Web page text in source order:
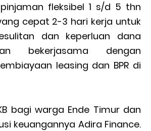
fleksibel 1 s/d 5 thn
cepat 2-3 hari kerja untuk
dan keperluan dana
bekerjasama dengan
leasing dan BPR di
bagi warga Ende Timur dan
keuangannya Adira Finance.